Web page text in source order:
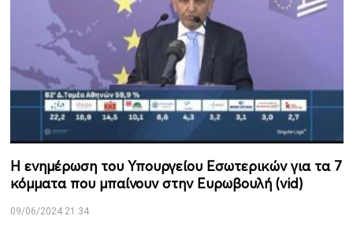
Η ενημέρωση του Υπουργείου Εσωτερικών για τα 7
κόμματα που μπαίνουν στην Ευρωβουλή (vid)
09/06/2024 21:34